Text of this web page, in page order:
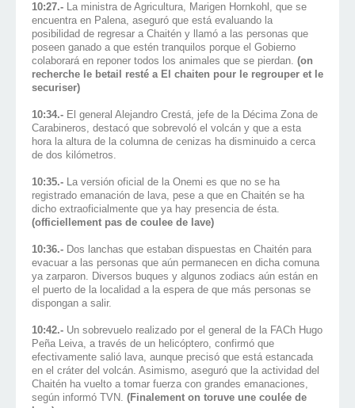
10:27.- La ministra de Agricultura, Marigen Hornkohl, que se
encuentra en Palena, aseguró que está evaluando la
posibilidad de regresar a Chaitén y llamó a las personas que
poseen ganado a que estén tranquilos porque el Gobierno
colaborará en reponer todos los animales que se pierdan. (on
recherche le betail resté a El chaiten pour le regrouper et le
securiser)
10:34.- El general Alejandro Crestá, jefe de la Décima Zona de
Carabineros, destacó que sobrevoló el volcán y que a esta
hora la altura de la columna de cenizas ha disminuido a cerca
de dos kilómetros.
10:35.- La versión oficial de la Onemi es que no se ha
registrado emanación de lava, pese a que en Chaitén se ha
dicho extraoficialmente que ya hay presencia de ésta.
(officiellement pas de coulee de lave)
10:36.- Dos lanchas que estaban dispuestas en Chaitén para
evacuar a las personas que aún permanecen en dicha comuna
ya zarparon. Diversos buques y algunos zodiacs aún están en
el puerto de la localidad a la espera de que más personas se
dispongan a salir.
10:42.- Un sobrevuelo realizado por el general de la FACh Hugo
Peña Leiva, a través de un helicóptero, confirmó que
efectivamente salió lava, aunque precisó que está estancada
en el cráter del volcán. Asimismo, aseguró que la actividad del
Chaitén ha vuelto a tomar fuerza con grandes emanaciones,
según informó TVN. (Finalement on toruve une coulée de